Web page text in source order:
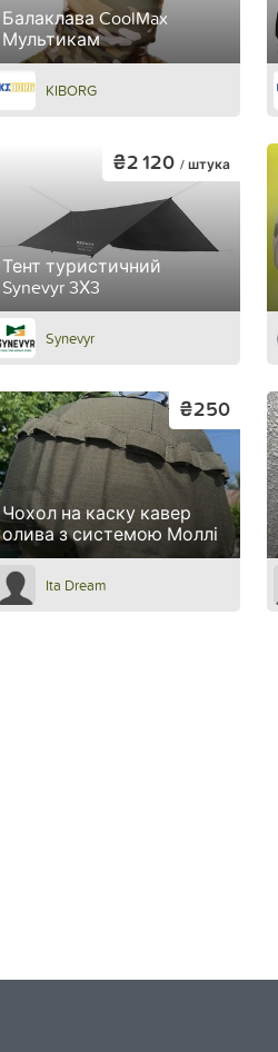
Балаклава CoolMax
Мультикам
KIBORG
Тент туристичний
Synevyr 3Х3
₴2 120 / штука
Synevyr
Чохол на каску кавер
олива з системою Моллі
₴250
Ita Dream